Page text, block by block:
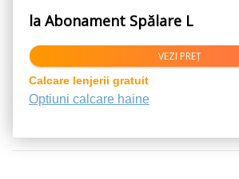
la Abonament Spălare L
VEZI PREȚ
Calcare lenjerii gratuit
Optiuni calcare haine